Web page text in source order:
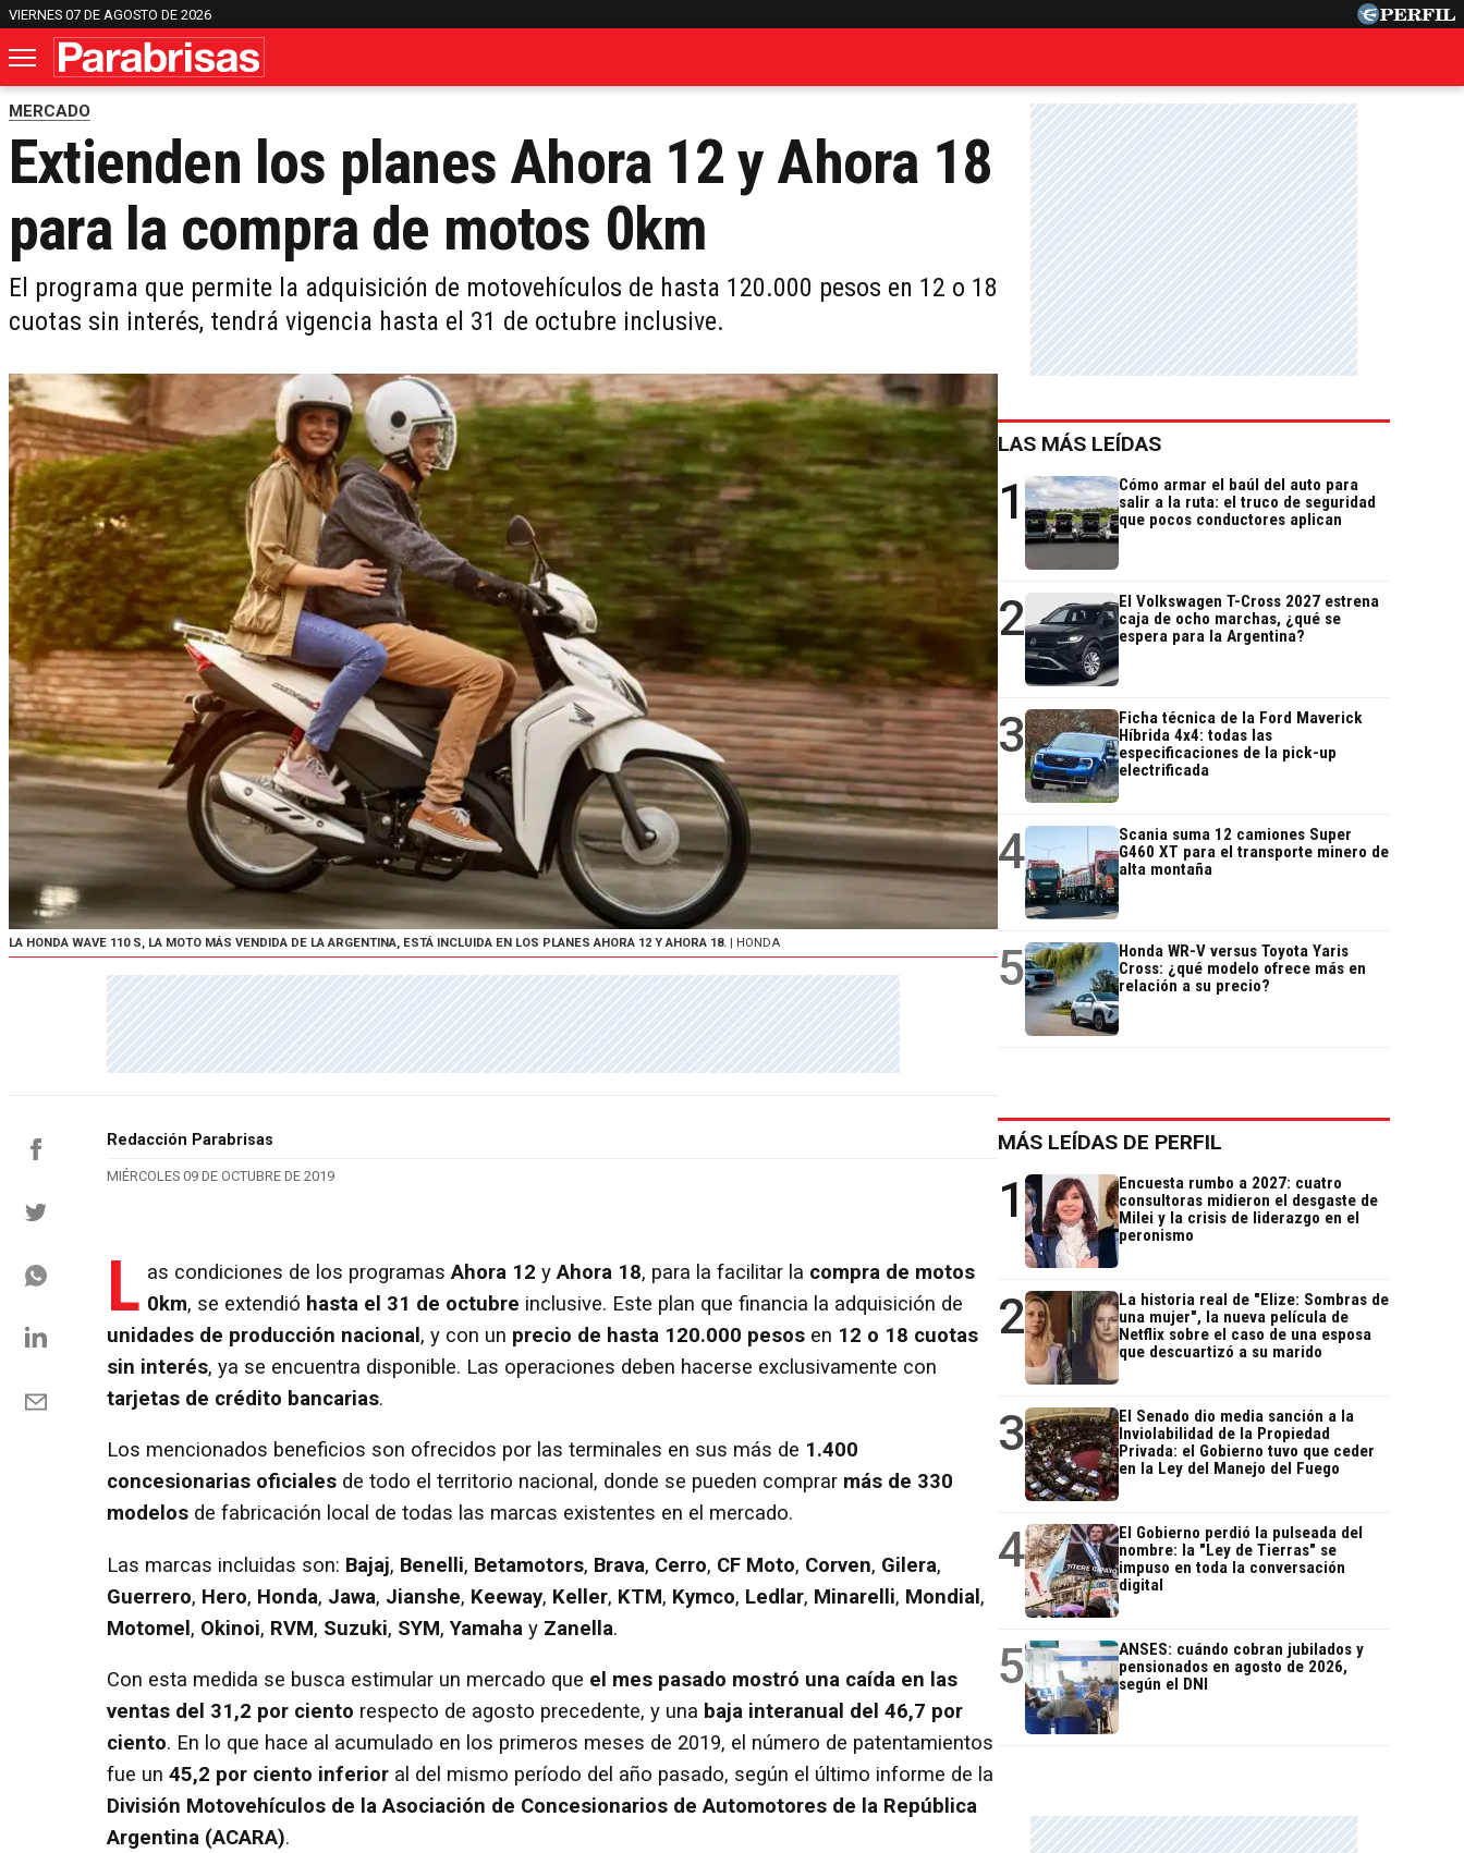
VIERNES 07 DE AGOSTO DE 2026
MERCADO
Extienden los planes Ahora 12 y Ahora 18
para la compra de motos 0km
El programa que permite la adquisición de motovehículos de hasta 120.000 pesos en 12 o 18
cuotas sin interés, tendrá vigencia hasta el 31 de octubre inclusive.
LA HONDA WAVE 110 S, LA MOTO MÁS VENDIDA DE LA ARGENTINA, ESTÁ INCLUIDA EN LOS PLANES AHORA 12 Y AHORA 18. | HONDA
Redacción Parabrisas
MIÉRCOLES 09 DE OCTUBRE DE 2019
L as condiciones de los programasAhora 12 yAhora 18, para la facilitar la compra de motos
0km, se extendió hasta el 31 de octubre inclusive. Este plan que financia la adquisición de
unidades de producción nacional, y con un precio de hasta 120.000 pesos en 12 o 18 cuotas
sin interés, ya se encuentra disponible. Las operaciones deben hacerse exclusivamente con
tarjetas de crédito bancarias.
Los mencionados beneficios son ofrecidos por las terminales en sus más de 1.400
concesionarias oficiales de todo el territorio nacional, donde se pueden comprar más de 330
modelos de fabricación local de todas las marcas existentes en el mercado.
Las marcas incluidas son: Bajaj, Benelli, Betamotors, Brava, Cerro, CF Moto, Corven, Gilera,
Guerrero, Hero, Honda, Jawa, Jianshe, Keeway, Keller, KTM, Kymco, Ledlar, Minarelli, Mondial,
Motomel, Okinoi, RVM, Suzuki, SYM,Yamaha y Zanella.
Con esta medida se busca estimular un mercado que el mes pasado mostró una caída en las
ventas del 31,2 por ciento respecto de agosto precedente, y una baja interanual del 46,7 por
ciento. En lo que hace al acumulado en los primeros meses de 2019, el número de patentamientos
fue un 45,2 por ciento inferior al del mismo período del año pasado, según el último informe de la
División Motovehículos de la Asociación de Concesionarios de Automotores de la República
Argentina (ACARA).
LAS MÁS LEÍDAS
1
Cómo armar el baúl del auto para
salir a la ruta: el truco de seguridad
que pocos conductores aplican
2
El Volkswagen T-Cross 2027 estrena
caja de ocho marchas, ¿qué se
espera para la Argentina?
3
Ficha técnica de la Ford Maverick
Híbrida 4x4: todas las
especificaciones de la pick-up
electrificada
4
Scania suma 12 camiones Super
G460 XT para el transporte minero de
alta montaña
5
Honda WR-V versus Toyota Yaris
Cross: ¿qué modelo ofrece más en
relación a su precio?
MÁS LEÍDAS DE PERFIL
1
Encuesta rumbo a 2027: cuatro
consultoras midieron el desgaste de
Milei y la crisis de liderazgo en el
peronismo
2
La historia real de "Elize: Sombras de
una mujer", la nueva película de
Netflix sobre el caso de una esposa
que descuartizó a su marido
3
El Senado dio media sanción a la
Inviolabilidad de la Propiedad
Privada: el Gobierno tuvo que ceder
en la Ley del Manejo del Fuego
4
El Gobierno perdió la pulseada del
nombre: la "Ley de Tierras" se
impuso en toda la conversación
digital
5
ANSES: cuándo cobran jubilados y
pensionados en agosto de 2026,
según el DNI